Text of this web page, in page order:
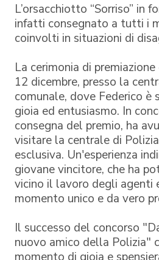
L’orsacchiotto “Sorriso” in
infatti consegnato a tutti i
coinvolti in situazioni di
La cerimonia di
12 dicembre, presso la
comunale, dove Federico
gioia ed entusiasmo. In
consegna del premio, ha
visitare la centrale di
esclusiva. Un'esperienza
giovane vincitore, che ha
vicino il lavoro degli agenti
momento unico e da vero
Il successo del concorso
nuovo amico della Polizia"
momento di gioia e